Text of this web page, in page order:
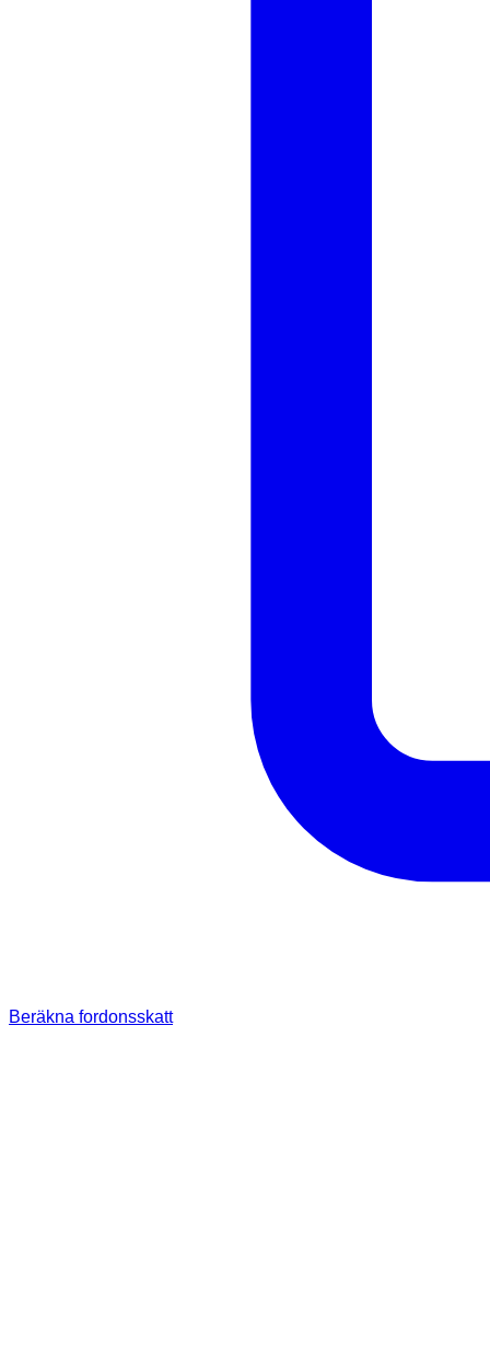
Beräkna fordonsskatt